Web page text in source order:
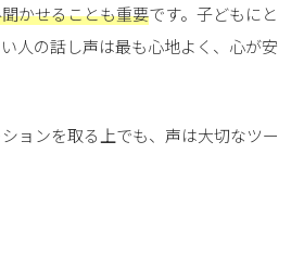
かせることも重要です。子どもにと
人の話し声は最も心地よく、心が安
ョンを取る上でも、声は大切なツー